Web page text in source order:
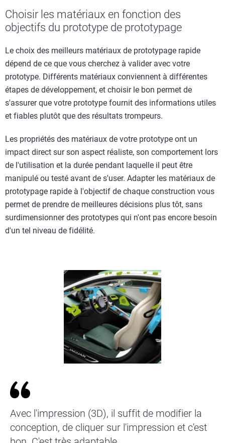
Choisir les matériaux en fonction des
objectifs du prototype de prototypage
Le choix des meilleurs matériaux de prototypage rapide
dépend de ce que vous cherchez à valider avec votre
prototype. Différents matériaux conviennent à différentes
étapes de développement, et choisir le bon permet de
s'assurer que votre prototype fournit des informations utiles
et fiables plutôt que des résultats trompeurs.
Les propriétés des matériaux de votre prototype ont un
impact direct sur son aspect réaliste, son comportement lors
de l'utilisation et la durée pendant laquelle il peut être
manipulé ou testé avant de s'user. Adapter les matériaux de
prototypage rapide à l'objectif de chaque construction vous
permet de prendre de meilleures décisions plus tôt, sans
surdimensionner des prototypes qui n'ont pas encore besoin
d'un tel niveau de fidélité.
Avec l'impression (3D), il suffit de modifier la
conception, de cliquer sur l'impression et c'est